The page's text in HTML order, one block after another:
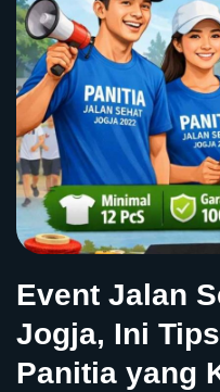
Event Jalan
Jogja, Ini
Panitia yang